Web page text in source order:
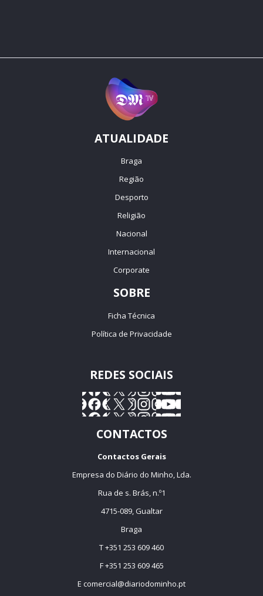
ATUALIDADE
Braga
Região
Desporto
Religião
Nacional
Internacional
Corporate
SOBRE
Ficha Técnica
Política de Privacidade
REDES SOCIAIS
CONTACTOS
Contactos Gerais
Empresa do Diário do Minho, Lda.
Rua de s. Brás, n.º1
4715-089, Gualtar
Braga
T +351 253 609 460
F +351 253 609 465
E comercial@diariodominho.pt